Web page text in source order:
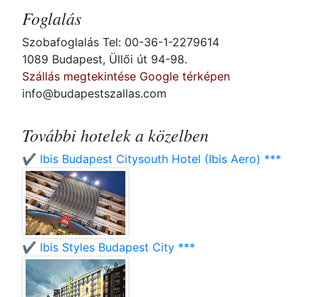
Foglalás
Szobafoglalás Tel: 00-36-1-2279614
1089 Budapest, Üllői út 94-98.
Szállás megtekintése Google térképen
info@budapestszallas.com
További hotelek a közelben
✔️ Ibis Budapest Citysouth Hotel (Ibis Aero) ***
✔️ Ibis Styles Budapest City ***